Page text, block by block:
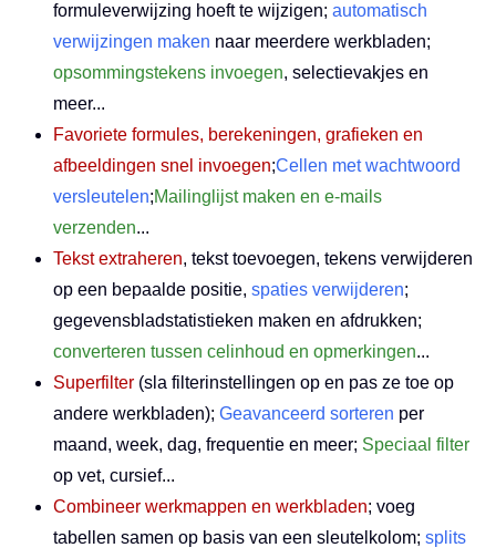
formuleverwijzing hoeft te wijzigen; automatisch
verwijzingen maken naar meerdere werkbladen;
opsommingstekens invoegen, selectievakjes en
meer...
Favoriete formules, berekeningen, grafieken en
afbeeldingen snel invoegen;Cellen met wachtwoord
versleutelen;Mailinglijst maken en e-mails
verzenden...
Tekst extraheren, tekst toevoegen, tekens verwijderen
op een bepaalde positie, spaties verwijderen;
gegevensbladstatistieken maken en afdrukken;
converteren tussen celinhoud en opmerkingen...
Superfilter (sla filterinstellingen op en pas ze toe op
andere werkbladen); Geavanceerd sorteren per
maand, week, dag, frequentie en meer; Speciaal filter
op vet, cursief...
Combineer werkmappen en werkbladen; voeg
tabellen samen op basis van een sleutelkolom; splits